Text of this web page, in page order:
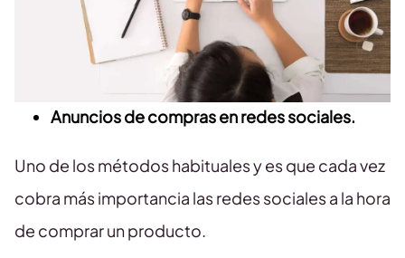
Anuncios de compras en redes sociales.
Uno de los métodos habituales y es que cada vez
cobra más importancia las redes sociales a la hora
de comprar un producto.